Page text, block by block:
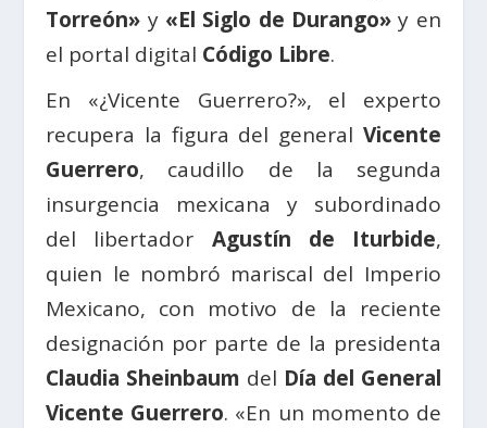
Torreón» y «El Siglo de Durango»y en
el portal digital Código Libre.
En «¿Vicente Guerrero?», el experto
recupera la figura del general Vicente
Guerrero, caudillo de la segunda
insurgencia mexicana y subordinado
del libertador Agustín de Iturbide,
quien le nombró mariscal del Imperio
Mexicano, con motivo de la reciente
designación por parte de la presidenta
Claudia Sheinbaum del Día del General
Vicente Guerrero. «En un momento de